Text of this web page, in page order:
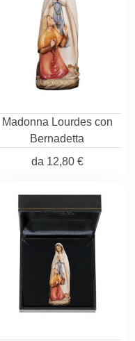
Madonna Lourdes con
Bernadetta
da 12,80 €